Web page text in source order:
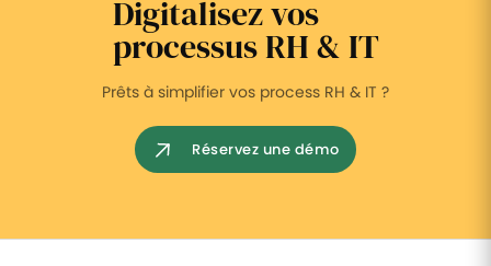
Digitalisez vos
processus RH & IT
Prêts à simplifier vos process RH & IT ?
Réservez une démo